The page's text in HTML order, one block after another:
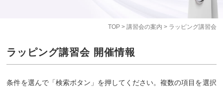
TOP> 講習会の案内 > ラッピング講習会
ラッピング講習会 開催情報
条件を選んで「検索ボタン」を押してください。複数の項目を選択